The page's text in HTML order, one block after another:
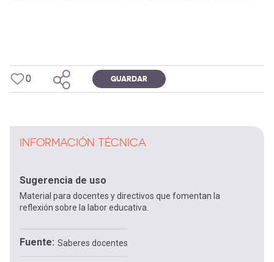
0 GUARDAR
INFORMACIÓN TÉCNICA
Sugerencia de uso
Material para docentes y directivos que fomentan la
reflexión sobre la labor educativa.
Fuente Saberes docentes